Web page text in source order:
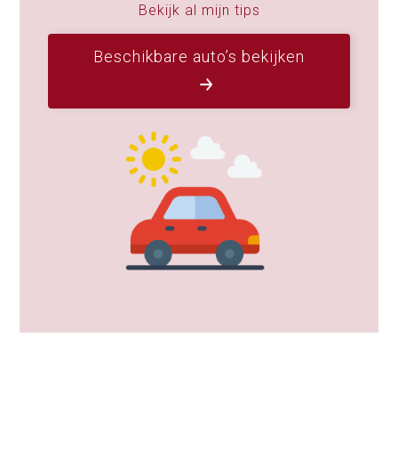
Bekijk al mijn tips
Beschikbare auto’s bekijken